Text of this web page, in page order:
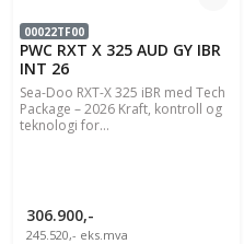
00022TF00
PWC RXT X 325 AUD GY IBR
INT 26
Sea-Doo RXT-X 325 iBR med Tech
Package – 2026 Kraft, kontroll og
teknologi for...
306.900,-
245.520,- eks.mva